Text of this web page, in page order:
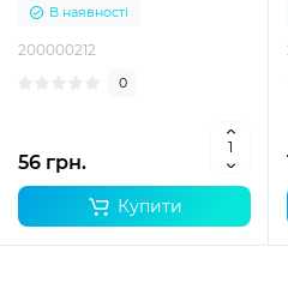
В наявності
200000212
0
56 грн.
Купити